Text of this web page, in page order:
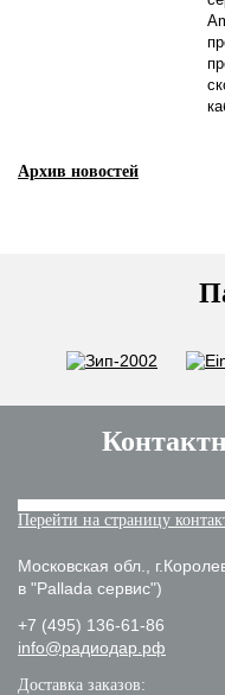
Архив новостей
Перейти на страницу
Московская обл.,
в "Pallada сервис")
+7 (495) 136-61-86
info@радиодар.рф
Доставка заказов: